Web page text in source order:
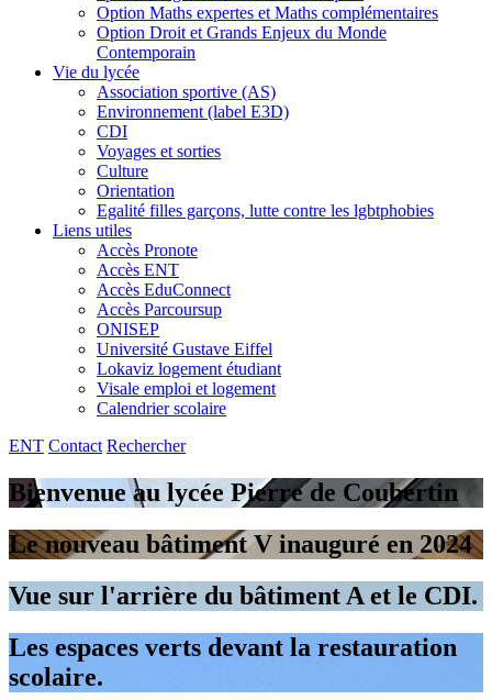
Option Maths expertes et Maths complémentaires
Option Droit et Grands Enjeux du Monde
Contemporain
Vie du lycée
Association sportive (AS)
Environnement (label E3D)
CDI
Voyages et sorties
Culture
Orientation
Egalité filles garçons, lutte contre les lgbtphobies
Liens utiles
Accès Pronote
Accès ENT
Accès EduConnect
Accès Parcoursup
ONISEP
Université Gustave Eiffel
Lokaviz logement étudiant
Visale emploi et logement
Calendrier scolaire
ENT Contact Rechercher
Bienvenue au lycée Pierre de Coubertin
Le nouveau bâtiment V inauguré en 2024
Vue sur l'arrière du bâtiment A et le CDI.
Les espaces verts devant la restauration
scolaire.